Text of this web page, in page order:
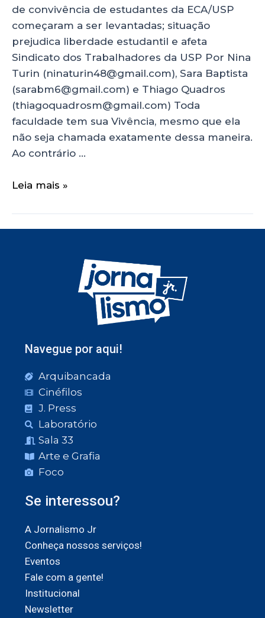
de convivência de estudantes da ECA/USP
começaram a ser levantadas; situação
prejudica liberdade estudantil e afeta
Sindicato dos Trabalhadores da USP Por Nina
Turin (ninaturin48@gmail.com), Sara Baptista
(sarabm6@gmail.com) e Thiago Quadros
(thiagoquadrosm@gmail.com) Toda
faculdade tem sua Vivência, mesmo que ela
não seja chamada exatamente dessa maneira.
Ao contrário …
Leia mais »
Navegue por aqui!
Arquibancada
Cinéfilos
J. Press
Laboratório
Sala 33
Arte e Grafia
Foco
Se interessou?
A Jornalismo Jr
Conheça nossos serviços!
Eventos
Fale com a gente!
Institucional
Newsletter